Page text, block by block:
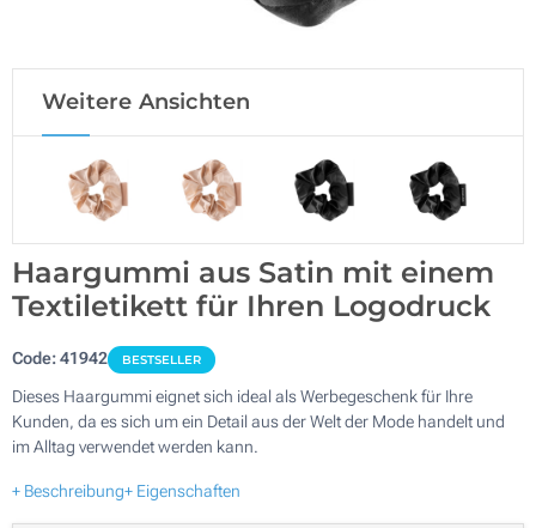
Weitere Ansichten
Haargummi aus Satin mit einem
Textiletikett für Ihren Logodruck
Code:41942 BESTSELLER
Dieses Haargummi eignet sich ideal als Werbegeschenk für Ihre
Kunden, da es sich um ein Detail aus der Welt der Mode handelt und
im Alltag verwendet werden kann.
+ Beschreibung+ Eigenschaften